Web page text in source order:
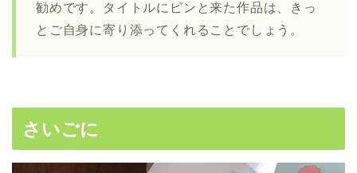
勧めです。タイトルにピンと来た作品は、きっ
とご自身に寄り添ってくれることでしょう。
さいごに